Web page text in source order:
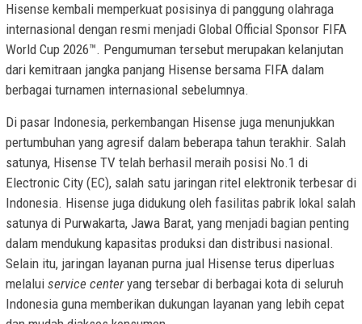
Hisense kembali memperkuat posisinya di panggung olahraga
internasional dengan resmi menjadi Global Official Sponsor FIFA
World Cup 2026™. Pengumuman tersebut merupakan kelanjutan
dari kemitraan jangka panjang Hisense bersama FIFA dalam
berbagai turnamen internasional sebelumnya.
Di pasar Indonesia, perkembangan Hisense juga menunjukkan
pertumbuhan yang agresif dalam beberapa tahun terakhir. Salah
satunya, Hisense TV telah berhasil meraih posisi No.1 di
Electronic City (EC), salah satu jaringan ritel elektronik terbesar di
Indonesia. Hisense juga didukung oleh fasilitas pabrik lokal salah
satunya di Purwakarta, Jawa Barat, yang menjadi bagian penting
dalam mendukung kapasitas produksi dan distribusi nasional.
Selain itu, jaringan layanan purna jual Hisense terus diperluas
melalui service centeryang tersebar di berbagai kota di seluruh
Indonesia guna memberikan dukungan layanan yang lebih cepat